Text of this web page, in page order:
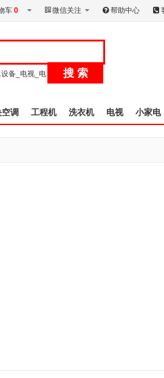
帮助中心
微信关注
车 0
搜 索
备_电视_电
调 工程机 洗衣机 电视 小家电